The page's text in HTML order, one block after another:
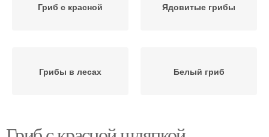
Гриб с красной Ядовитые грибы
Грибы в лесах Белый гриб